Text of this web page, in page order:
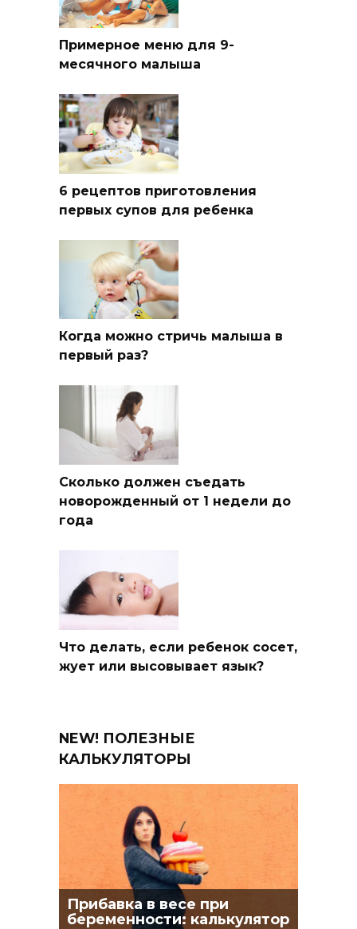
Примерное меню для 9-
месячного малыша
6 рецептов приготовления
первых супов для ребенка
Когда можно стричь малыша в
первый раз?
Сколько должен съедать
новорожденный от 1 недели до
года
Что делать, если ребенок сосет,
жует или высовывает язык?
NEW! ПОЛЕЗНЫЕ
КАЛЬКУЛЯТОРЫ
Прибавка в весе при
беременности: калькулятор